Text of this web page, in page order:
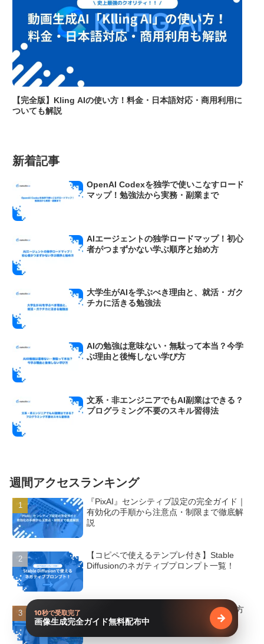
【完全版】Kling AIの使い方！料金・日本語対応・商用利用に
ついても解説
新着記事
OpenAI Codexを独学で使いこなすロード
マップ！勉強法から実務・副業まで
AIエージェントの独学ロードマップ！初心
者がつまずかない学ぶ順序と始め方
大学生がAIを学ぶべき理由と、就活・ガク
チカに活きる勉強法
AIの勉強は意味ない・無駄って本当？今学
ぶ理由と後悔しない学び方
文系・非エンジニアでもAI副業はできる？
プログラミング不要のスキル習得法
週間アクセスランキング
『PixAI』センシティブ設定の完全ガイド｜
有効化の手順から注意点・制限まで徹底解
説
【コピペで使えるテンプレ付き】Stable
Diffusionのネガティブプロンプト一覧！
【超初心者向け】Stable Diffusionの使い方
完全ガイド
10秒で受取完了
画像生成完全ガイド無料配布中 無料で受け
→